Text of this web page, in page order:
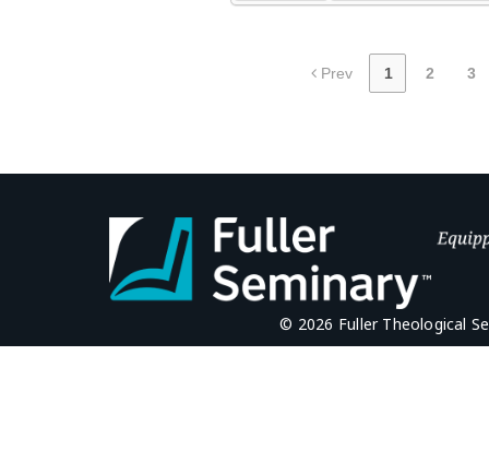
Prev 1 2 3
© 2026 Fuller Theological